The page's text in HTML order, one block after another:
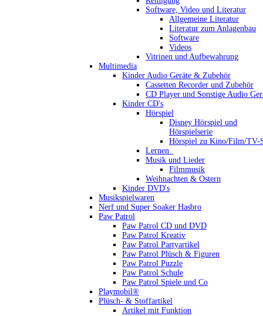
Software, Video und Literatur
Allgemeine Literatur
Literatur zum Anlagenbau
Software
Videos
Vitrinen und Aufbewahrung
Multimedia
Kinder Audio Geräte & Zubehör
Cassetten Recorder und Zubehör
CD Player und Sonstige Audio
Kinder CD's
Hörspiel
Disney Hörspiel und
Hörspielserie
Hörspiel zu Kino/Film/TV-
Lernen_
Musik und Lieder
Filmmusik
Weihnachten & Ostern
Kinder DVD's
Musikspielwaren
Nerf und Super Soaker Hasbro
Paw Patrol
Paw Patrol CD und DVD
Paw Patrol Kreativ
Paw Patrol Partyartikel
Paw Patrol Plüsch & Figuren
Paw Patrol Puzzle
Paw Patrol Schule
Paw Patrol Spiele und Co
Playmobil®
Plüsch- & Stoffartikel
Artikel mit Funktion